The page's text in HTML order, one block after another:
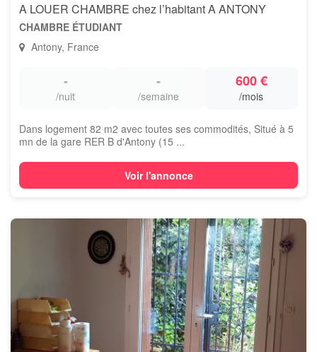
A LOUER CHAMBRE chez l’habitant A ANTONY
CHAMBRE ÉTUDIANT
Antony, France
-
/nuit
-
/semaine
600 €
/mois
Dans logement 82 m2 avec toutes ses commodités, Situé à 5
mn de la gare RER B d'Antony (15 ...
Voir l'annonce